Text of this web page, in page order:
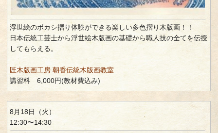
浮世絵のボカシ摺り体験ができる楽しい多色摺り木版画！！
日本伝統工芸士から浮世絵木版画の基礎から職人技の全てを伝授
してもらえる。
匠木版画工房 朝香伝統木版画教室
講習料 6,000円(教材費込み)
8月18日（火）
12:30〜14:30